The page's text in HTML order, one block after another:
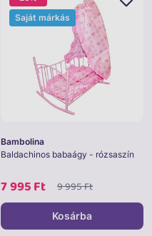
Bambolina
Baldachinos babaágy - rózsaszín
7 995 Ft 9 995 Ft
Saját márkás
Kosárba